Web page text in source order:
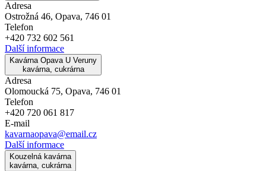
Adresa
Ostrožná 46, Opava, 746 01
Telefon
+420 732 602 561
Další informace
Kavárna Opava U Veruny
kavárna, cukrárna
Adresa
Olomoucká 75, Opava, 746 01
Telefon
+420 720 061 817
E-mail
kavarnaopava@email.cz
Další informace
Kouzelná kavárna
kavárna, cukrárna